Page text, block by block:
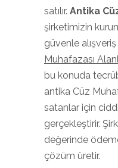
satılır. Antika
şirketimizin
güvenle alışveriş
Muhafazası
bu konuda
antika Cüz
satanlar için
gerçekleştirir.
değerinde
çözüm üretir.